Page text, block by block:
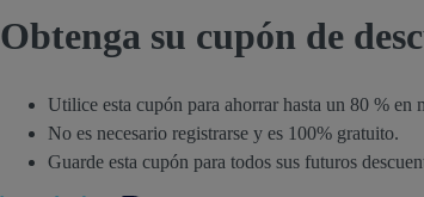
Obtenga su cupón de
Utilice esta cupón para ahorrar hasta un 80 % en
No es necesario registrarse y es 100% gratuito.
Guarde esta cupón para todos sus futuros